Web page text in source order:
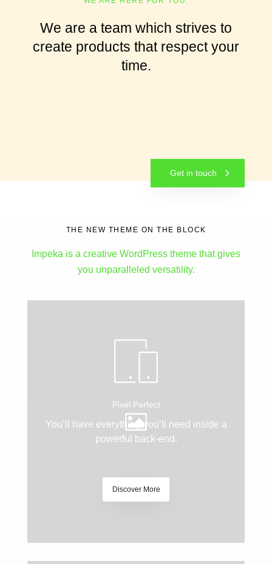
We are a team which strives to
create products that respect your
time.
Get in touch
THE NEW THEME ON THE BLOCK
Impeka is a creative WordPress theme that gives
you unparalleled versatility.
Pixel Perfect
You’ll have everything you’ll need inside a
powerful back-end.
Discover More